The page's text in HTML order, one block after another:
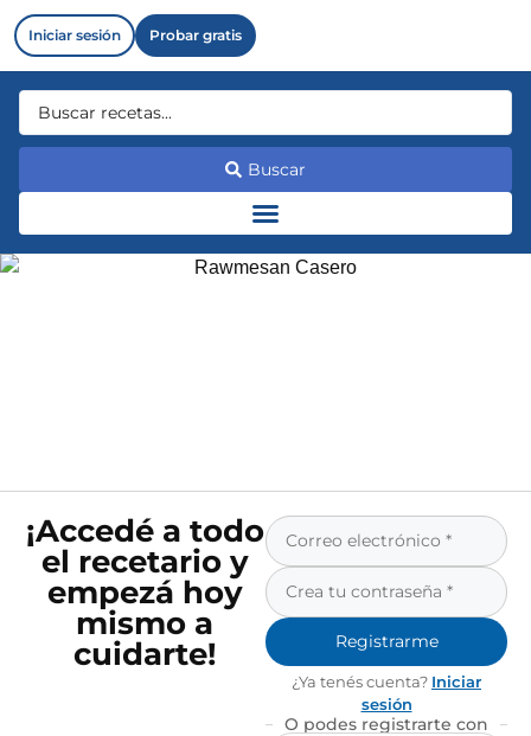
Iniciar sesión Probar gratis
Buscar
¡Accedé a todo
el recetario y
empezá hoy
mismo a
cuidarte!
Registrarme
¿Ya tenés cuenta? Iniciar
sesión
O podes registrarte con